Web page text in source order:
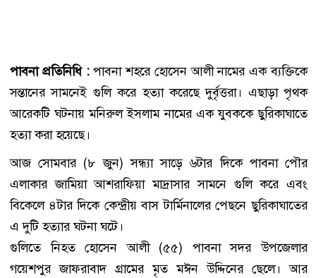
পাবনা প্রতিনিধি :পাবনা শহরে হোসেন আলী নামের এক ব্যক্তিকে
সন্তানের সামনেই গুলি করে হত্যা করেছে দুর্বৃত্তরা। এছাড়া পৃথক
আরেকটি ঘটনায় মনিরুল ইসলাম নামের এক যুবককে ছুরিকাঘাতে
হত্যা করা হয়েছে।
আজ সোমবার (৮ জুন) সন্ধ্যা সাড়ে ৬টার দিকে পাবনা পৌর
এলাকার জামিয়া আশরাফিয়া মাদ্রাসার সামনে গুলি করে এবং
বিকেলে ৪টার দিকে কেন্দ্রীয় বাস টার্মিনালের পেছনে ছুরিকাঘাতের
এ দুটি হত্যার ঘটনা ঘটে।
গুলিতে নিহত হোসেন আলী (৫৫) পাবনা সদর উপজেলার
গয়েশপুর জাফরাবাদ গ্রামের মৃত মঈন উদ্দিনের ছেলে। আর